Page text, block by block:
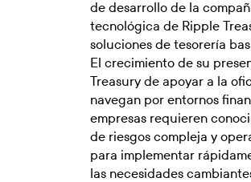
de desarrollo de la
tecnológica de Ripple
soluciones de tesorería
El crecimiento de su
Treasury de apoyar a la
navegan por entornos
empresas requieren
de riesgos compleja y
para implementar
las necesidades